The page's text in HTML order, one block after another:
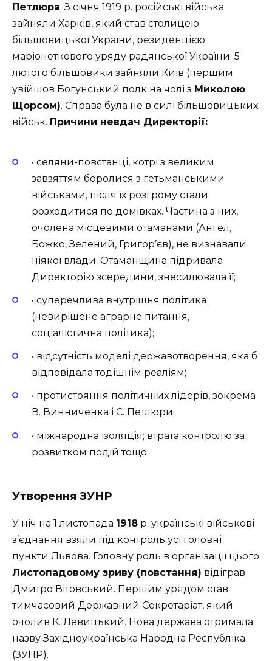
Петлюра. З січня 1919 р. російські війська
зайняли Харків, який став столицею
більшовицької України, резиденцією
маріонеткового уряду радянської України. 5
лютого більшовики зайняли Київ (першим
увійшов Богунський полк на чолі з Миколою
Щорсом). Справа була не в силі більшовицьких
військ. Причини невдач Директорії:
• селяни-повстанці, котрі з великим
завзяттям боролися з гетьманськими
військами, після їх розгрому стали
розходитися по домівках. Частина з них,
очолена місцевими отаманами (Ангел,
Божко, Зелений, Григор’єв), не визнавали
ніякої влади. Отаманщина підривала
Директорію зсередини, знесилювала її;
• суперечлива внутрішня політика
(невирішене аграрне питання,
соціалістична політика);
• відсутність моделі державотворення, яка б
відповідала тодішнім реаліям;
• протистояння політичних лідерів, зокрема
В. Винниченка і С. Петлюри;
• міжнародна ізоляція; втрата контролю за
розвитком подій тощо.
Утворення ЗУНР
У ніч на 1 листопада 1918 р. українські військові
з’єднання взяли під контроль усі головні
пункти Львова. Головну роль в організації цього
Листопадовому зриву (повстання) відіграв
Дмитро Вітовський. Першим урядом став
тимчасовий Державний Секретаріат, який
очолив К. Левицький. Нова держава отримала
назву Західноукраїнська Народна Республіка
(ЗУНР).